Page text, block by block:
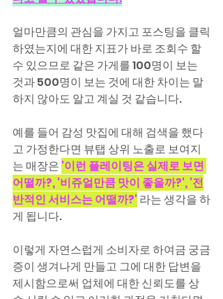
얼마만큼의 관심을 가지고 포스팅을 클릭
하였는지에 대한 지표가 바로 조회수 할
수 있으므로 같은 가게를 100명이 보는
것과 500명이 보는 것에 대한 차이는 말
하지 않아도 알고 계실 것 같습니다.
예를 들어 감성 맛집에 대해 검색을 했다
고 가정한다면 뷰탭 상위 노출로 보여지
는 매장은 '이런 플레이팅은 실제로 보면
어떨까?, '비쥬얼만큼 맛이 좋을까?', '전
반적인 서비스는 어떨까?' 라는 생각을 하
게 됩니다.
이렇게 자연스럽게 소비자로 하여금 궁금
증이 생겨나게 만들고 그에 대한 답변을
제시함으로써 업체에 대한 신뢰도를 상